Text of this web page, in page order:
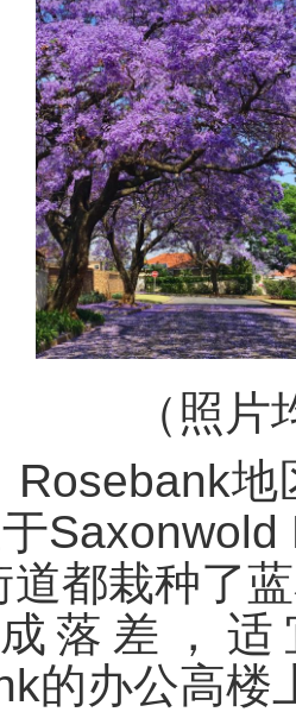
（照
地
道都栽种了
落差，
的办公高楼